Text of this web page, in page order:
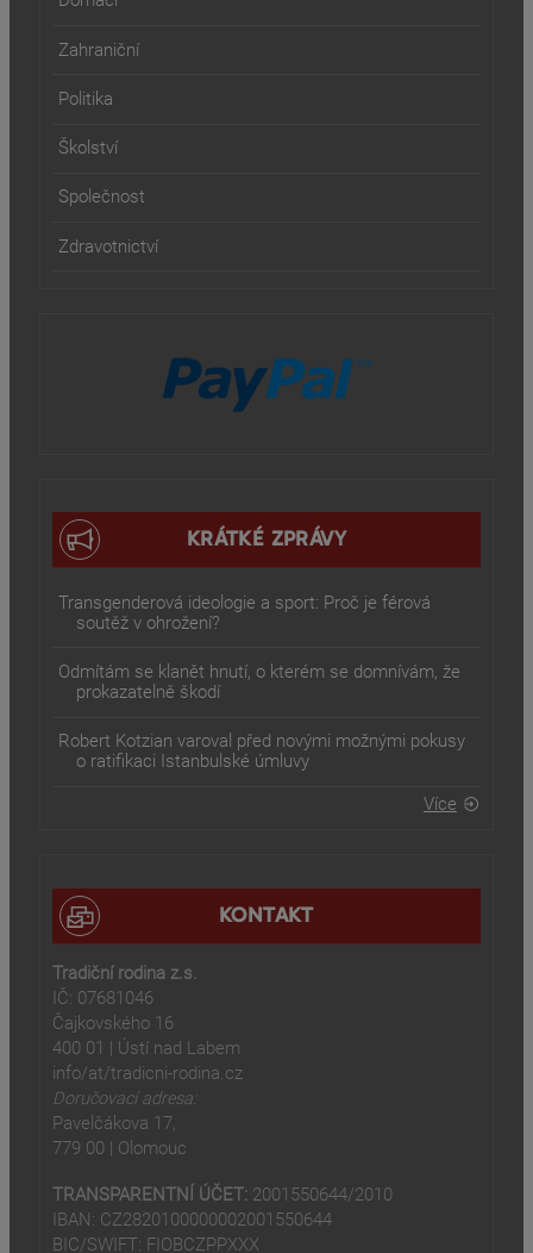
Zahraniční
Politika
Školství
Společnost
Zdravotnictví
KRÁTKÉ ZPRÁVY
Transgenderová ideologie a sport: Proč je férová
soutěž v ohrožení?
Odmítám se klanět hnutí, o kterém se domnívám, že
prokazatelně škodí
Robert Kotzian varoval před novými možnými pokusy
o ratifikaci Istanbulské úmluvy
Více
KONTAKT
Tradiční rodina z.s.
IČ: 07681046
Čajkovského 16
400 01 | Ústí nad Labem
info/at/tradicni-rodina.cz
Doručovací adresa:
Pavelčákova 17,
779 00 | Olomouc
TRANSPARENTNÍ ÚČET: 2001550644/2010
IBAN: CZ2820100000002001550644
BIC/SWIFT: FIOBCZPPXXX